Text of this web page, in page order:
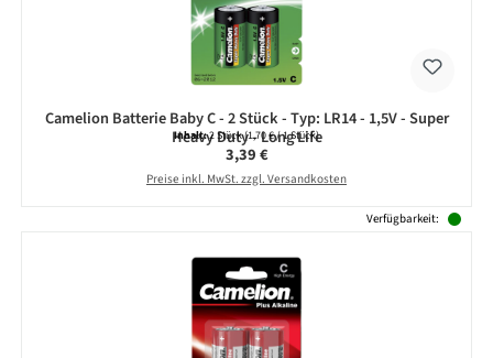
Camelion Batterie Baby C - 2 Stück - Typ: LR14 - 1,5V - Super
Heavy Duty - Long Life
Inhalt:2 Stück(1,70 € / 1 Stück)
Regulärer Preis:
3,39 €
Preise inkl. MwSt. zzgl. Versandkosten
Verfügbarkeit: